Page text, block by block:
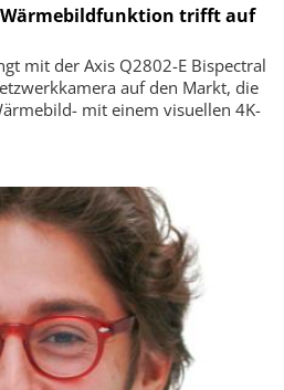
Wärmebildfunktion trifft auf
mit der Axis Q2802-E Bispectral
auf den Markt, die
mit einem visuellen 4K-